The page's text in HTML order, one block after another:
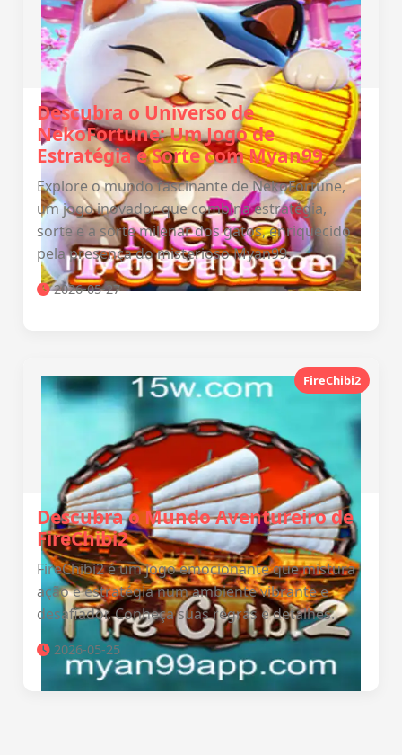
Descubra o Universo de
NekoFortune: Um Jogo de
Estratégia e Sorte com Myan99
Explore o mundo fascinante de NekoFortune,
um jogo inovador que combina estratégia,
sorte e a sorte milenar dos gatos, enriquecido
pela presença do misterioso Myan99.
2026-05-27
FireChibi2
Descubra o Mundo Aventureiro de
FireChibi2
FireChibi2 é um jogo emocionante que mistura
ação e estratégia num ambiente vibrante e
desafiador. Conheça suas regras e detalhes.
2026-05-25